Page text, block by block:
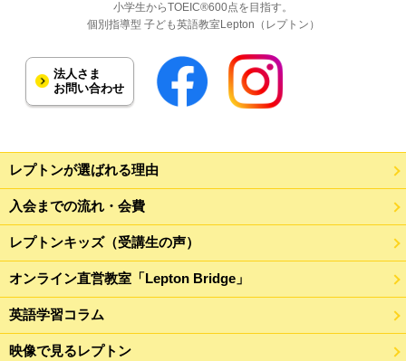
小学生からTOEIC®600点を目指す。
個別指導型 子ども英語教室Lepton（レプトン）
法人さま
お問い合わせ
レプトンが選ばれる理由
入会までの流れ・会費
レプトンキッズ（受講生の声）
オンライン直営教室「Lepton Bridge」
英語学習コラム
映像で見るレプトン